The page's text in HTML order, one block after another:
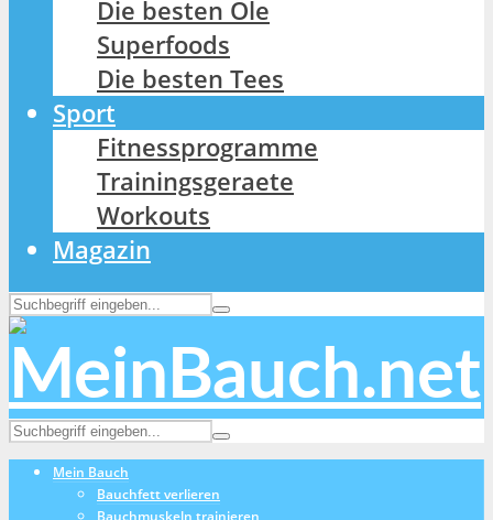
Die besten Öle
Superfoods
Die besten Tees
Sport
Fitnessprogramme
Trainingsgeraete
Workouts
Magazin
Mein Bauch
Bauchfett verlieren
Bauchmuskeln trainieren